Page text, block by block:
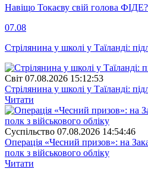
Навіщо Токаєву свій голова ФІДЕ?
07.08
Стрілянина у школі у Таїланді:
Свiт 07.08.2026 15:12:53
Стрілянина у школі у Таїланді:
Читати
Суспiльство 07.08.2026 14:54:46
Операція «Чесний призов»: на
полк з військового обліку
Читати